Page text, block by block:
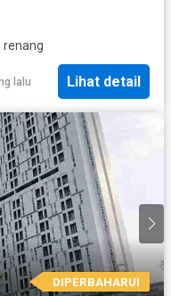
renang
lalu Lihat detail
DIPERBAHARUI